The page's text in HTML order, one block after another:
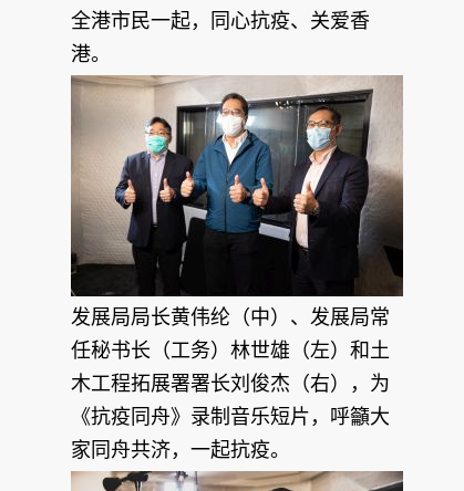
全港市民一起，同心抗疫、关爱香
港。
发展局局长黄伟纶（中）、发展局常
任秘书长（工务）林世雄（左）和土
木工程拓展署署长刘俊杰（右），为
《抗疫同舟》录制音乐短片，呼籲大
家同舟共济，一起抗疫。